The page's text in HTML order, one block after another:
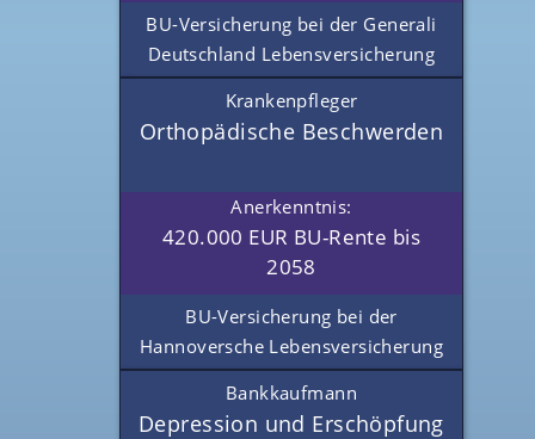
BU-Versicherung bei der Generali
Deutschland Lebensversicherung
Krankenpfleger
Orthopädische Beschwerden
Anerkenntnis:
420.000 EUR BU-Rente bis
2058
BU-Versicherung bei der
Hannoversche Lebensversicherung
Bankkaufmann
Depression und Erschöpfung